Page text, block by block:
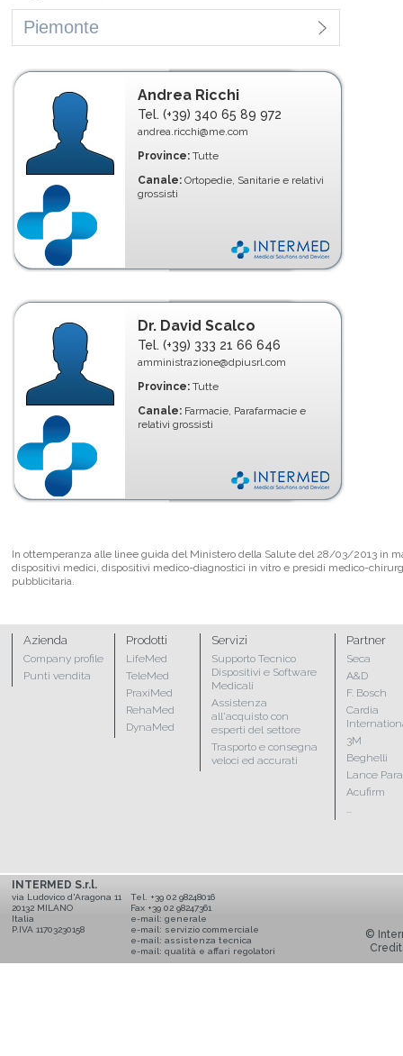
Andrea Ricchi
Tel. (+39) 340 65 89 972
andrea.ricchi@me.com
Province:Tutte
Canale:Ortopedie, Sanitarie e relativi
grossisti
Dr. David Scalco
Tel. (+39) 333 21 66 646
amministrazione@dpiusrl.com
Province:Tutte
Canale:Farmacie, Parafarmacie e
relativi grossisti
In ottemperanza alle linee guida del Ministero della Salute del 28/03/2013 in
dispositivi medici, dispositivi medico-diagnostici in vitro e presidi medico-
pubblicitaria.
Azienda
Company profile
Punti vendita
Prodotti
LifeMed
TeleMed
PraxiMed
RehaMed
DynaMed
Servizi
Supporto Tecnico
Dispositivi e Software
Medicali
Assistenza
all'acquisto con
esperti del settore
Trasporto e consegna
veloci ed accurati
Partner
Seca
A&D
F. Bosch
Cardia
3M
Beghelli
Lance
Acufirm
...
INTERMED S.r.l.
via Ludovico d'Aragona 11
20132 MILANO
Italia
P.IVA 11703230158
Tel. +39 02 98248016
Fax +39 02 98247361
e-mail: generale
e-mail: servizio commerciale
e-mail: assistenza tecnica
e-mail: qualità e affari regolatori
©